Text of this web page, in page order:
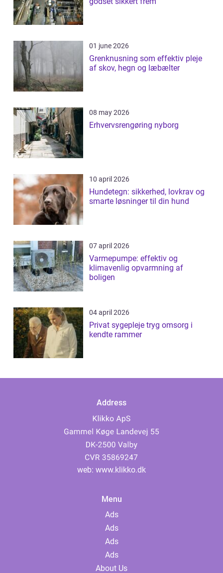
01 june 2026
Grenknusning som effektiv pleje
af skov, hegn og læbælter
08 may 2026
Erhvervsrengøring nyborg
10 april 2026
Hundetegn: sikkerhed, lovkrav og
smarte løsninger til din hund
07 april 2026
Varmepumpe: effektiv og
klimavenlig opvarmning af
boligen
04 april 2026
Privat sygepleje tryg omsorg i
kendte rammer
Address
web: www.klikko.dk
Menu
Ads
Ads
Ads
Ads
About Us